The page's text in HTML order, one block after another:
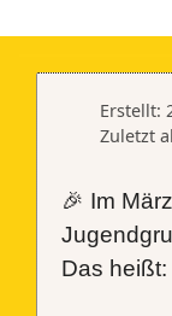
Erstellt:
Zuletzt
🎉 Im
Das